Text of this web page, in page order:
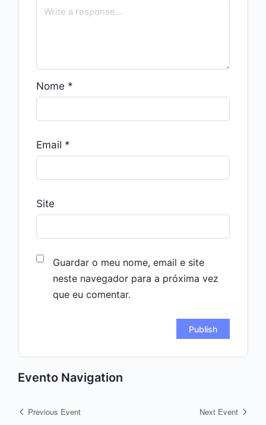
Nome *
Email *
Site
Guardar o meu nome, email e site
neste navegador para a próxima vez
que eu comentar.
Evento Navigation
Previous Event Next Event